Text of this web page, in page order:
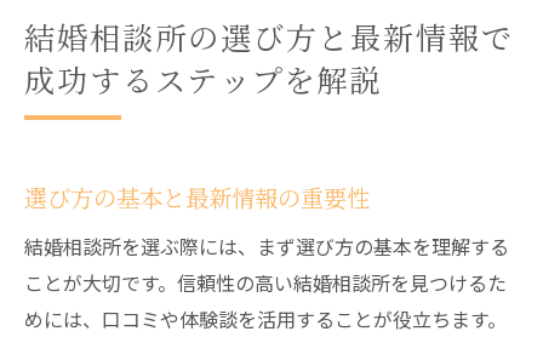
結婚相談所の選び方と最新情報で
成功するステップを解説
選び方の基本と最新情報の重要性
結婚相談所を選ぶ際には、まず選び方の基本を理解する
ことが大切です。信頼性の高い結婚相談所を見つけるた
めには、口コミや体験談を活用することが役立ちます。